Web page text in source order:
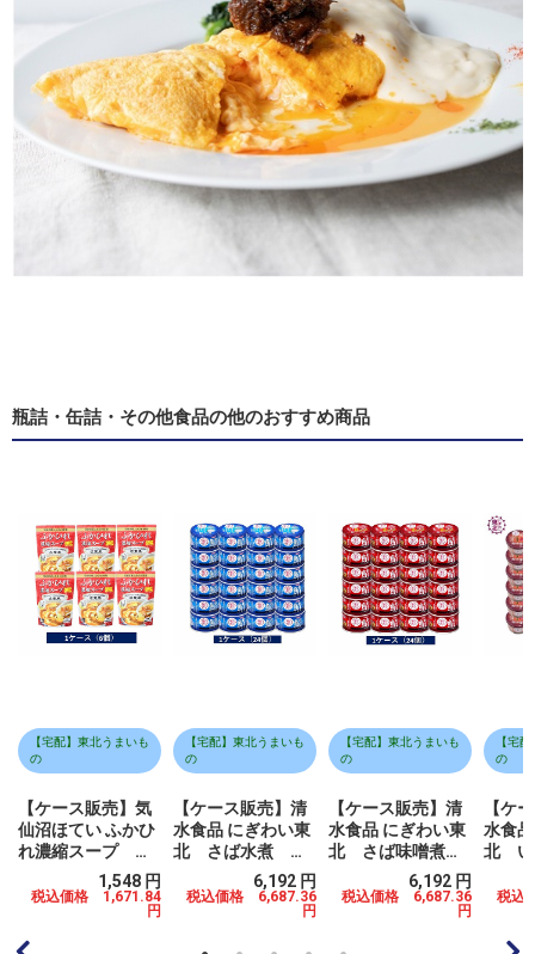
瓶詰・缶詰・その他食品の他のおすすめ商品
【宅配】東北うまいも
の
【ケース販売】気
仙沼ほてい ふかひ
れ濃縮スープ 広
東風 200ｇ 6個1,548 円
税込価格 1,671.84
円
【宅配】東北うまいも
の
【ケース販売】清
水食品 にぎわい東
北 さば水煮 秋
田 150ｇ 24個6,192 円
税込価格 6,687.36
円
【宅配】東北うまいも
の
【ケース販売】清
水食品 にぎわい東
北 さば味噌煮
150ｇ 24個6,192 円
税込価格 6,687.36
円
【宅
の
【ケ
水食
北 い
個税込